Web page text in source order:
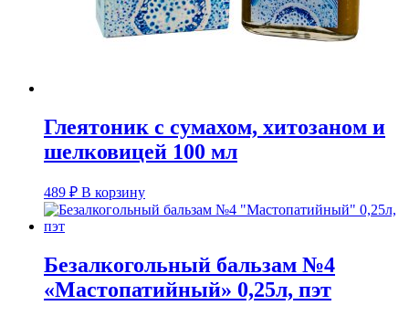
Глеятоник с сумахом, хитозаном и
шелковицей 100 мл
489 ₽ В корзину
Безалкогольный бальзам №4
«Мастопатийный» 0,25л, пэт